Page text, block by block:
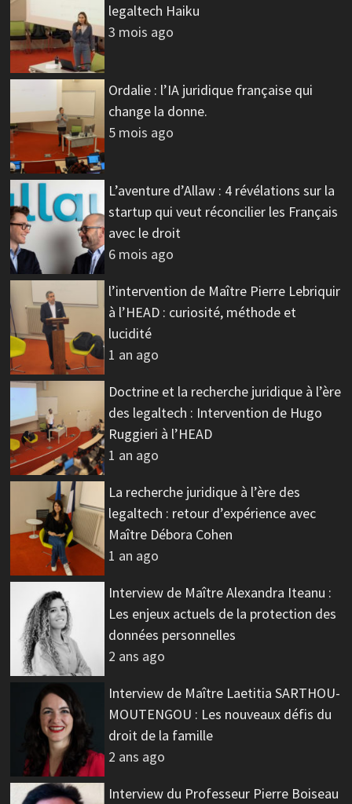
legaltech Haiku
3 mois ago
Ordalie : l’IA juridique française qui
change la donne.
5 mois ago
L’aventure d’Allaw : 4 révélations sur la
startup qui veut réconcilier les Français
avec le droit
6 mois ago
l’intervention de Maître Pierre Lebriquir
à l’HEAD : curiosité, méthode et
lucidité
1 an ago
Doctrine et la recherche juridique à l’ère
des legaltech : Intervention de Hugo
Ruggieri à l’HEAD
1 an ago
La recherche juridique à l’ère des
legaltech : retour d’expérience avec
Maître Débora Cohen
1 an ago
Interview de Maître Alexandra Iteanu :
Les enjeux actuels de la protection des
données personnelles
2 ans ago
Interview de Maître Laetitia SARTHOU-
MOUTENGOU : Les nouveaux défis du
droit de la famille
2 ans ago
Interview du Professeur Pierre Boiseau